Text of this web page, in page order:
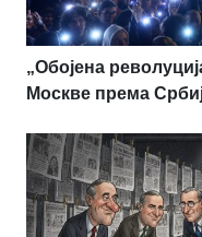
„Обојена
Москве према